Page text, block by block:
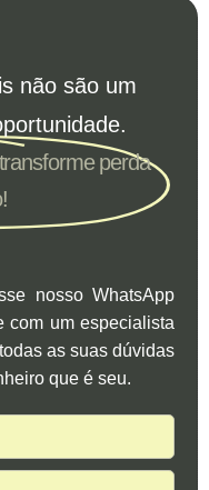
não são um
perda
nosso WhatsApp
com um especialista
as suas dúvidas
que é seu.